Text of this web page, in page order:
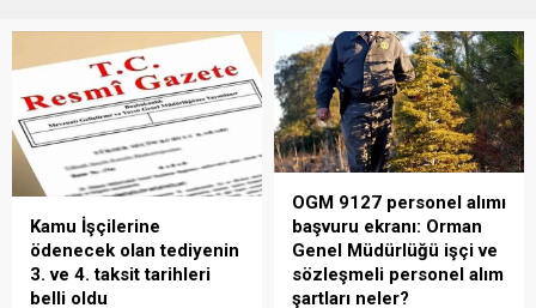
Kamu İşçilerine
ödenecek olan tediyenin
3. ve 4. taksit tarihleri
belli oldu
OGM 9127 personel alımı
başvuru ekranı: Orman
Genel Müdürlüğü işçi ve
sözleşmeli personel alım
şartları neler?